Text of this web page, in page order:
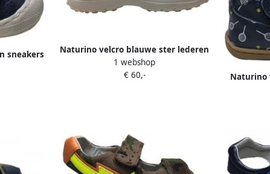
sneakers
Naturino velcro blauwe ster lederen
sandalen Dock rood
1 webshop
€ 60,-
Naturino
gesloten